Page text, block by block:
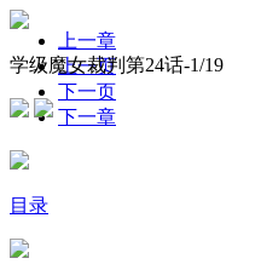
学级魔女裁判第24话-1/19
上一章
上一页
下一页
下一章
目录